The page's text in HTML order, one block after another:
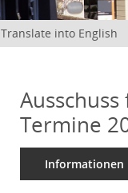
Translate into English
Termine
Informationen